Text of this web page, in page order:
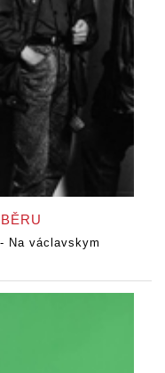
Na václavskym